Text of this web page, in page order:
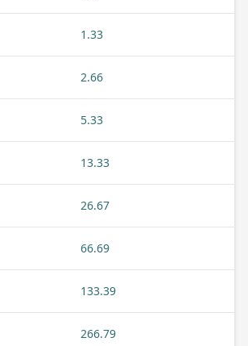
1.33
2.66
5.33
13.33
26.67
66.69
133.39
266.79